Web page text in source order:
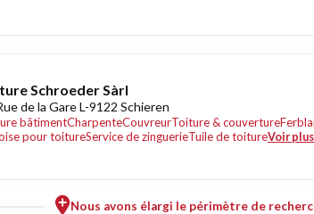
Schroeder Sàrl
de la Gare L-9122 Schieren
bâtimentCharpenteCouvreurToiture & couverture
pour toitureService de zinguerieTuile de toitureVoir plus
Nous avons élargi le périmètre de